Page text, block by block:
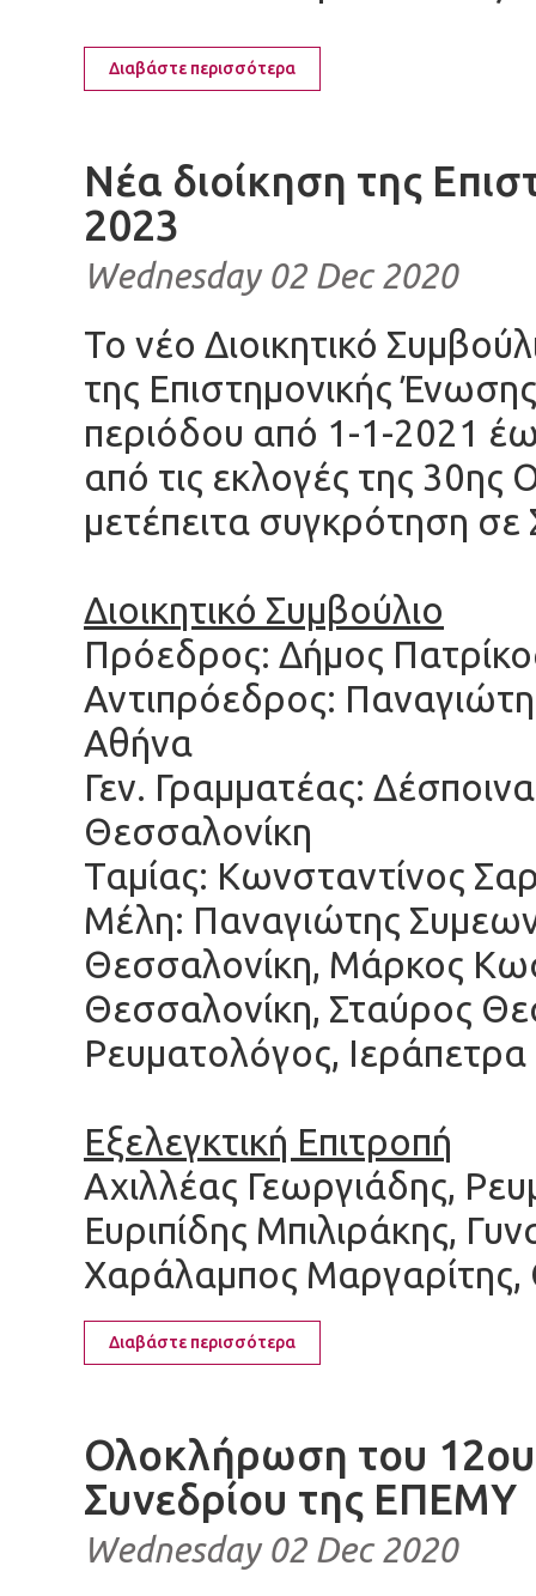
Διαβάστε περισσότερα
Νέα διοίκηση της
2023
Wednesday 02 Dec 2020
Το νέο Διοικητικό
της Επιστημονικής
περιόδου από 1-1-2021
από τις εκλογές της 30ης
μετέπειτα συγκρότηση
Διοικητικό Συμβούλιο
Πρόεδρος: Δήμος
Αντιπρόεδρος:
Αθήνα
Γεν. Γραμματέας:
Θεσσαλονίκη
Ταμίας: Κωνσταντίνος
Μέλη: Παναγιώτης
Θεσσαλονίκη, Μάρκος
Θεσσαλονίκη, Σταύρος
Ρευματολόγος,
Εξελεγκτική Επιτροπή
Αχιλλέας Γεωργιάδης,
Ευριπίδης Μπιλιράκης,
Χαράλαμπος Μαργαρίτης,
Διαβάστε περισσότερα
Ολοκλήρωση του 12ου
Συνεδρίου της ΕΠΕΜΥ
Wednesday 02 Dec 2020